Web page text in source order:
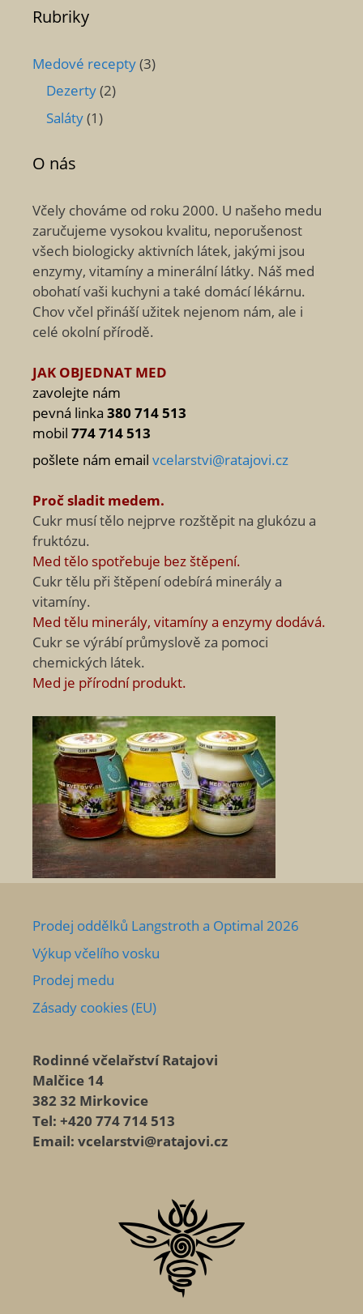
Rubriky
Medové recepty(3)
Dezerty(2)
Saláty(1)
O nás
Včely chováme od roku 2000. U našeho medu
zaručujeme vysokou kvalitu, neporušenost
všech biologicky aktivních látek, jakými jsou
enzymy, vitamíny a minerální látky. Náš med
obohatí vaši kuchyni a také domácí lékárnu.
Chov včel přináší užitek nejenom nám, ale i
celé okolní přírodě.
JAK OBJEDNAT MED
zavolejte nám
pevná linka 380 714 513
mobil 774 714 513
pošlete nám email vcelarstvi@ratajovi.cz
Proč sladit medem.
Cukr musí tělo nejprve rozštěpit na glukózu a
fruktózu.
Med tělo spotřebuje bez štěpení.
Cukr tělu při štěpení odebírá minerály a
vitamíny.
Med tělu minerály, vitamíny a enzymy dodává.
Cukr se výrábí průmyslově za pomoci
chemických látek.
Med je přírodní produkt.
Prodej oddělků Langstroth a Optimal 2026
Výkup včelího vosku
Prodej medu
Zásady cookies (EU)
Rodinné včelařství Ratajovi
Malčice 14
382 32 Mirkovice
Tel: +420 774 714 513
Email: vcelarstvi@ratajovi.cz